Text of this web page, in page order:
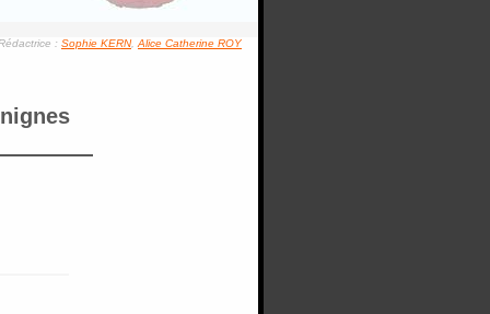
: Sophie KERN, Alice Catherine ROY